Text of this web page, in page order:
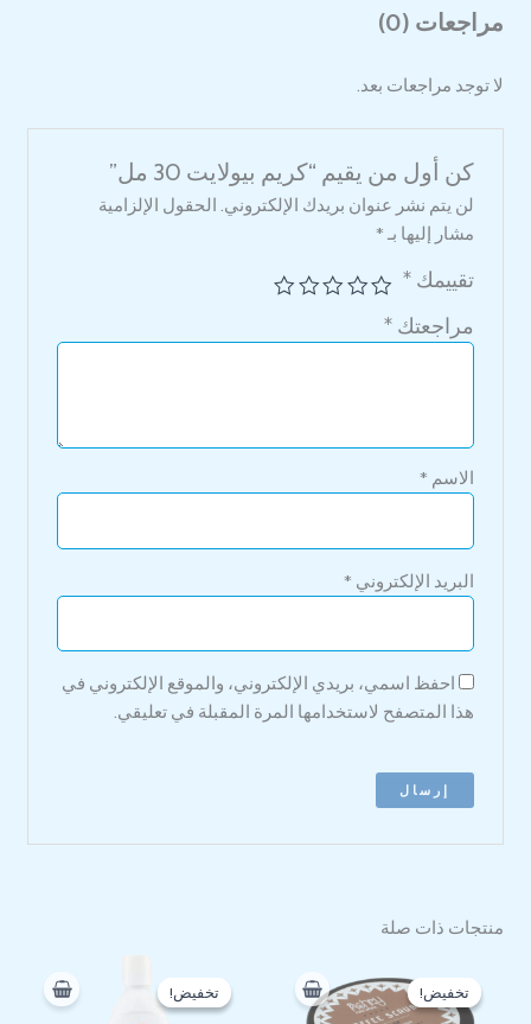
مراجعات (0)
لا توجد مراجعات بعد.
كن أول من يقيم “كريم بيولايت 30 مل”
لن يتم نشر عنوان بريدك الإلكتروني. الحقول الإلزامية
مشار إليها بـ *
تقييمك*
مراجعتك*
الاسم *
البريد الإلكتروني *
احفظ اسمي، بريدي الإلكتروني، والموقع الإلكتروني في
هذا المتصفح لاستخدامها المرة المقبلة في تعليقي.
منتجات ذات صلة
تخفيض!
تخفيض!الأصلي
هو:
الحالي
هو:
تخفيض!
تخفيض!الأصلي
هو: